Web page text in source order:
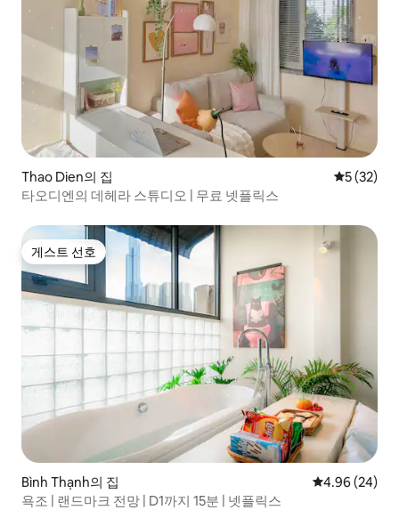
Thao Dien의 집 평점 5점
5 (32)
타오디엔의 데헤라 스튜디오 | 무료 넷플릭스
게스트 선호
게스트 선호
Bình Thạnh의 집 평점 4.96점(5
4.96 (24)
욕조 | 랜드마크 전망 | D1까지 15분 | 넷플릭스